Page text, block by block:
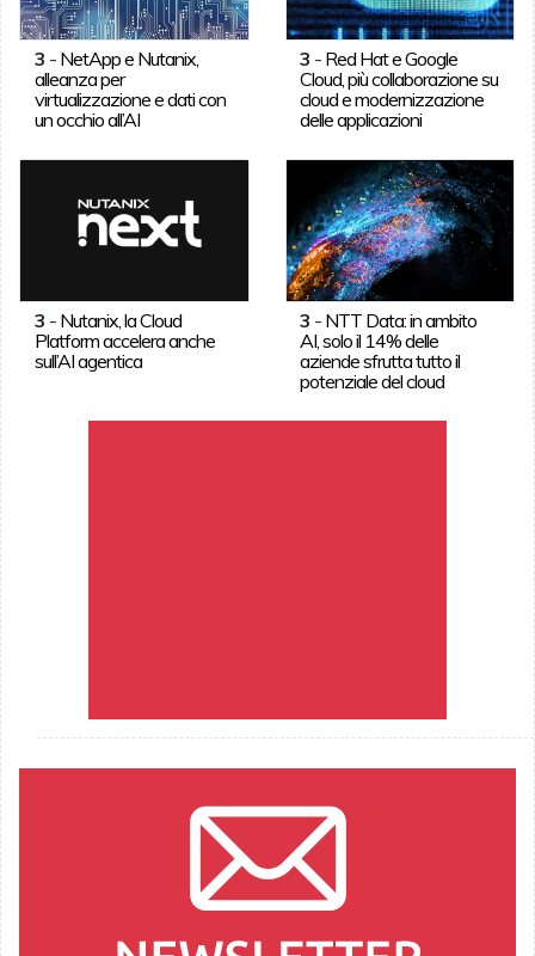
3 - NetApp e Nutanix,
alleanza per
virtualizzazione e dati con
un occhio all’AI
3 - Red Hat e Google
Cloud, più collaborazione su
cloud e modernizzazione
delle applicazioni
3 - Nutanix, la Cloud
Platform accelera anche
sull’AI agentica
3 - NTT Data: in ambito
AI, solo il 14% delle
aziende sfrutta tutto il
potenziale del cloud